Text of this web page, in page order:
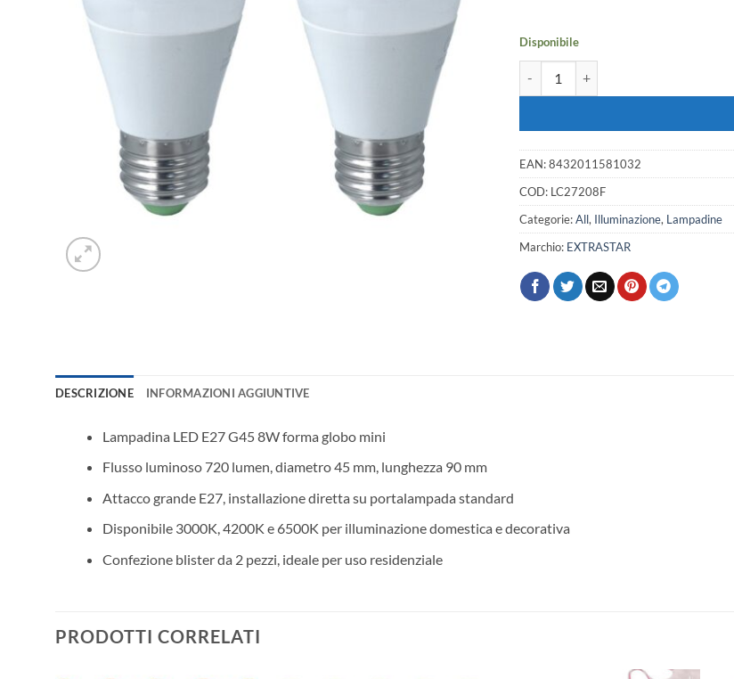
Disponibile
EAN:8432011581032
COD: LC27208F
Categorie:All, Illuminazione, Lampadine
Marchio: EXTRASTAR
DESCRIZIONE INFORMAZIONI AGGIUNTIVE
Lampadina LED E27 G45 8W forma globo mini
Flusso luminoso 720 lumen, diametro 45 mm, lunghezza 90 mm
Attacco grande E27, installazione diretta su portalampada standard
Disponibile 3000K, 4200K e 6500K per illuminazione domestica e decorativa
Confezione blister da 2 pezzi, ideale per uso residenziale
PRODOTTI CORRELATI